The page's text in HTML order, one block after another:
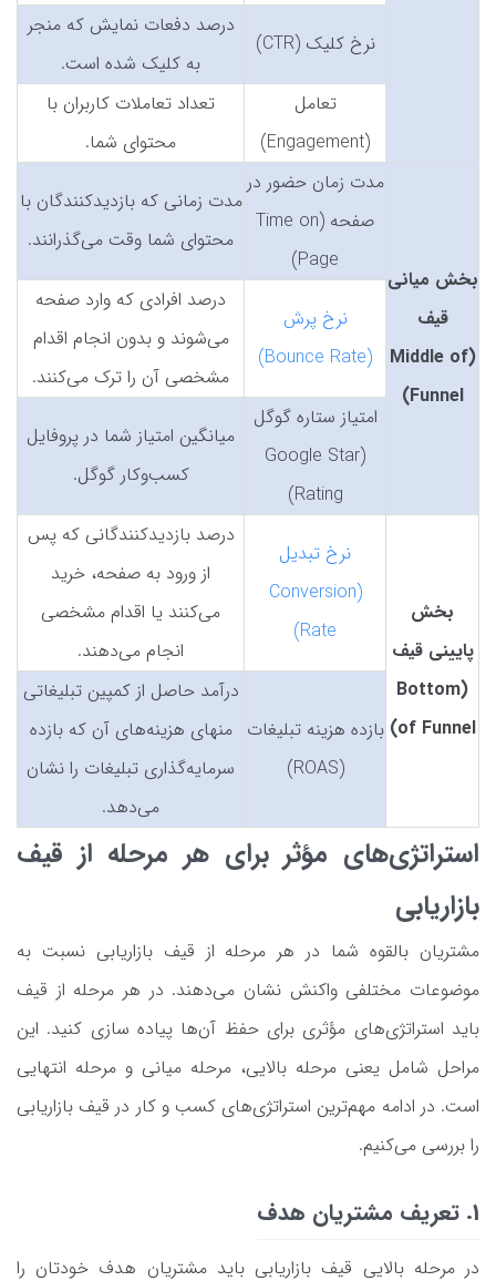
نرخ کلیک (CTR)
درصد دفعات نمایش که منجر
به کلیک شده است.
تعامل
(Engagement)
تعداد تعاملات کاربران با
محتوای شما.
بخش میانی
قیف
(Middle of
Funnel)
مدت زمان حضور در
صفحه (Time on
Page)
مدت زمانی که بازدیدکنندگان با
محتوای شما وقت می‌گذرانند.
نرخ پرش
(Bounce Rate)
درصد افرادی که وارد صفحه
می‌شوند و بدون انجام اقدام
مشخصی آن را ترک می‌کنند.
امتیاز ستاره گوگل
(Google Star
Rating)
میانگین امتیاز شما در پروفایل
کسب‌وکار گوگل.
بخش
پایینی قیف
(Bottom
of Funnel)
نرخ تبدیل
(Conversion
Rate)
درصد بازدیدکنندگانی که پس
از ورود به صفحه، خرید
می‌کنند یا اقدام مشخصی
انجام می‌دهند.
بازده هزینه تبلیغات
(ROAS)
درآمد حاصل از کمپین تبلیغاتی
منهای هزینه‌های آن که بازده
سرمایه‌گذاری تبلیغات را نشان
می‌دهد.
استراتژی‌های مؤثر برای هر مرحله از قیف
بازاریابی
مشتریان بالقوه شما در هر مرحله از قیف بازاریابی نسبت به
موضوعات مختلفی واکنش نشان می‌دهند. در هر مرحله از قیف
باید استراتژی‌های مؤثری برای حفظ آن‌ها پیاده سازی کنید. این
مراحل شامل یعنی مرحله بالایی، مرحله میانی و مرحله انتهایی
است. در ادامه مهم‌ترین استراتژی‌های کسب و کار در قیف بازاریابی
را بررسی می‌کنیم.
1. تعریف مشتریان هدف
در مرحله بالایی قیف بازاریابی باید مشتریان هدف خودتان را